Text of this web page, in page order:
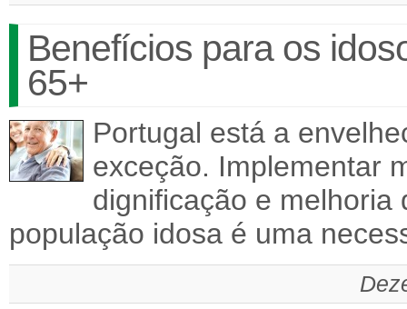
Benefícios para os
65+
Portugal está a
exceção. Implementar
dignificação e melhoria
população idosa é uma